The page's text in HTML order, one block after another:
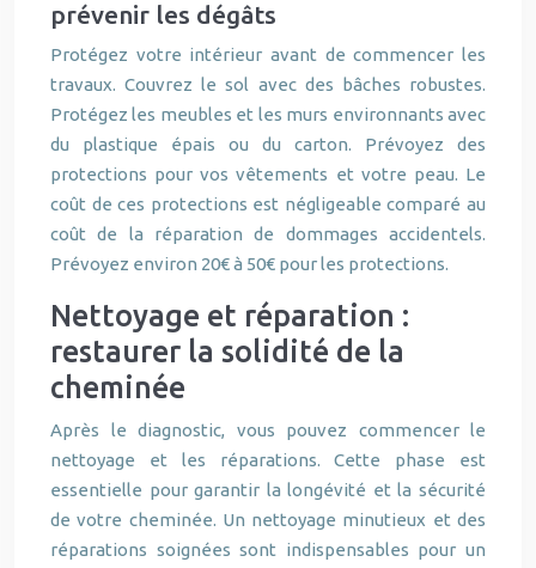
prévenir les dégâts
Protégez votre intérieur avant de commencer les
travaux. Couvrez le sol avec des bâches robustes.
Protégez les meubles et les murs environnants avec
du plastique épais ou du carton. Prévoyez des
protections pour vos vêtements et votre peau. Le
coût de ces protections est négligeable comparé au
coût de la réparation de dommages accidentels.
Prévoyez environ 20€ à 50€ pour les protections.
Nettoyage et réparation :
restaurer la solidité de la
cheminée
Après le diagnostic, vous pouvez commencer le
nettoyage et les réparations. Cette phase est
essentielle pour garantir la longévité et la sécurité
de votre cheminée. Un nettoyage minutieux et des
réparations soignées sont indispensables pour un